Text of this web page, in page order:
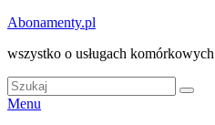
Skip
content
Abonamenty.pl
wszystko o usługach
Search
for:
Menu